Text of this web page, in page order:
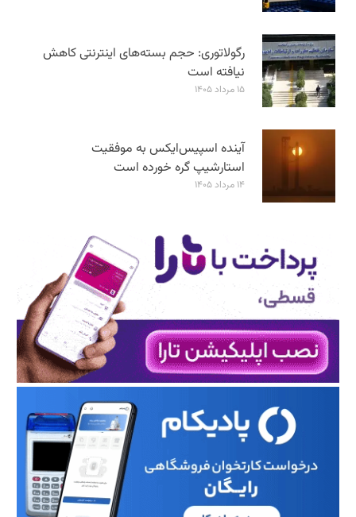
رگولاتوری: حجم بسته‌های اینترنتی کاهش
نیافته است
۱۵ مرداد ۱۴۰۵
آینده اسپیس‌ایکس به موفقیت
استارشیپ گره خورده است
۱۴ مرداد ۱۴۰۵